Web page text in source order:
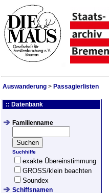
Auswanderung > Passagierlisten
:: Datenbank
Familienname
Suchhilfe
exakte Übereinstimmung
GROSS/klein beachten
Soundex
Schiffsnamen